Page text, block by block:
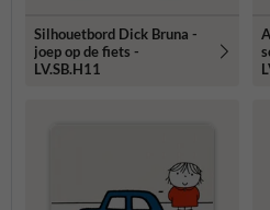
Silhouetbord Dick Bruna -
joep op de fiets -
LV.SB.H11